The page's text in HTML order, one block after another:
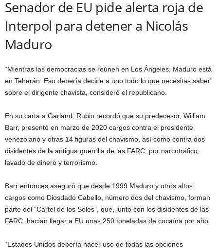
Senador de EU pide alerta roja de
Interpol para detener a Nicolás
Maduro
“Mientras las democracias se reúnen en Los Ángeles, Maduro está
en Teherán. Eso debería decirle a uno todo lo que necesitas saber”
sobre el dirigente chavista, consideró el republicano.
En su carta a Garland, Rubio recordó que su predecesor, William
Barr, presentó en marzo de 2020 cargos contra el presidente
venezolano y otras 14 figuras del chavismo, así como contra dos
disidentes de la antigua guerrilla de las FARC, por narcotráfico,
lavado de dinero y terrorismo.
Barr entonces aseguró que desde 1999 Maduro y otros altos
cargos como Diosdado Cabello, número dos del chavismo, forman
parte del “Cártel de los Soles”, que, junto con los disidentes de las
FARC, hacían llegar a EU unas 250 toneladas de cocaína por año.
“Estados Unidos debería hacer uso de todas las opciones